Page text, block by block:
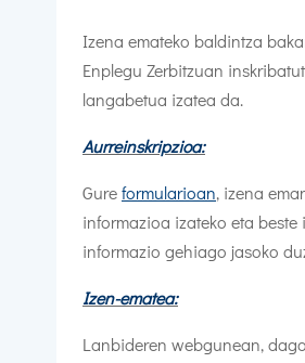
Izena emateko baldintza
Enplegu Zerbitzuan
langabetua izatea da.
Aurreinskripzioa:
Gureformularioan, izena
informazioa izateko eta
informazio gehiago jasoko
Izen-ematea:
Lanbideren webgunean,